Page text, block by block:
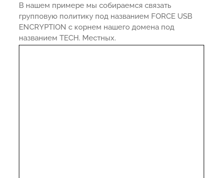
В нашем примере мы собираемся связать
групповую политику под названием FORCE USB
ENCRYPTION с корнем нашего домена под
названием TECH. Местных.